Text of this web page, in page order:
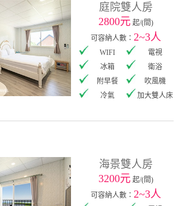
庭院雙人房
2800元 起/(間)
可容納人數：2~3人
WIFI
電視
冰箱
衛浴
附早餐
吹風機
冷氣
加大雙人床
海景雙人房
3200元 起/(間)
可容納人數：2~3人